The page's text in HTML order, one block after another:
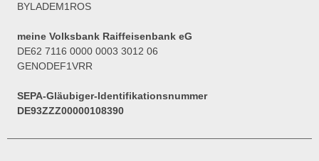
BYLADEM1ROS
meine Volksbank Raiffeisenbank eG
DE62 7116 0000 0003 3012 06
GENODEF1VRR
SEPA-Gläubiger-Identifikationsnummer
DE93ZZZ00000108390